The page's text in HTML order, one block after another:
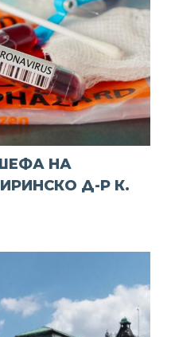
НА
Д-Р К.